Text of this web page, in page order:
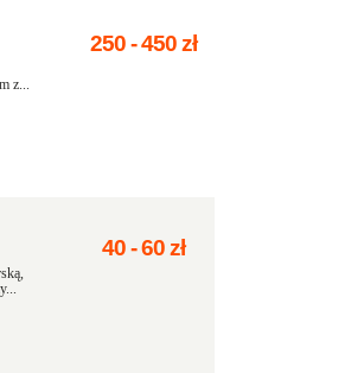
z...
250-450zł
40-60zł